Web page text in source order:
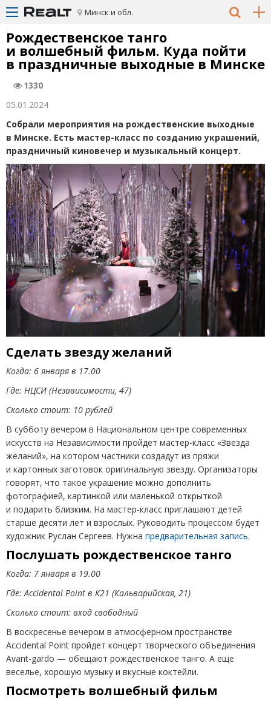
Минск и обл.
Рождественское танго
и волшебный фильм. Куда пойти
в праздничные выходные в Минске
1330
05.01.2024
Собрали мероприятия на рождественские выходные
в Минске. Есть мастер-класс по созданию украшений,
праздничный киновечер и музыкальный концерт.
Сделать звезду желаний
Когда: 6 января в 17.00
Где: НЦСИ (Независимости, 47)
Сколько стоит: 10 рублей
В субботу вечером в Национальном центре современных
искусств на Независимости пройдет мастер-класс «Звезда
желаний», на котором частники создадут из пряжи
и картонных заготовок оригинальную звезду. Организаторы
говорят, что такое украшение можно дополнить
фотографией, картинкой или маленькой открыткой
и подарить близким. На мастер-класс приглашают детей
старше десяти лет и взрослых. Руководить процессом будет
художник Руслан Сергеев. Нужна предварительная запись.
Послушать рождественское танго
Когда: 7 января в 19.00
Где: Accidental Point в К21 (Кальварийская, 21)
Сколько стоит: вход свободный
В воскресенье вечером в атмосферном пространстве
Accidental Point пройдет концерт творческого объединения
Avant-gardo — обещают рождественское танго. А еще
веселье, хорошую музыку и вкусные коктейли.
Посмотреть волшебный фильм